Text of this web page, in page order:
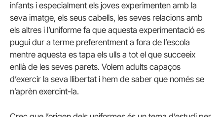
infants i especialment els joves experimenten amb la
seva imatge, els seus cabells, les seves relacions amb
els altres i l’uniforme fa que aquesta experimentació es
pugui dur a terme preferentment a fora de l’escola
mentre aquesta es tapa els ulls a tot el que succeeix
enllà de les seves parets. Volem adults capaços
d’exercir la seva llibertat i hem de saber que només se
n’aprèn exercint-la.